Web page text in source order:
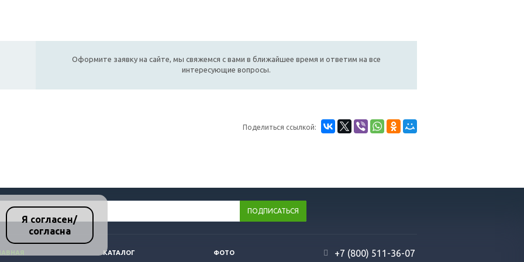
Оформите заявку на сайте, мы свяжемся с вами в ближайшее время и ответим на все
интересующие вопросы.
Поделиться ссылкой:
КАТАЛОГ ФОТО +7 (800) 511-36-07
Я согласен/
согласна